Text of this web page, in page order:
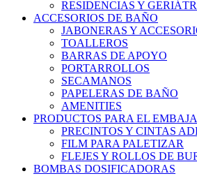
RESIDENCIAS Y
ACCESORIOS DE BAÑO
JABONERAS Y
TOALLEROS
BARRAS DE APOYO
PORTARROLLOS
SECAMANOS
PAPELERAS DE BAÑO
AMENITIES
PRODUCTOS PARA EL
PRECINTOS Y CINTAS
FILM PARA PALETIZAR
FLEJES Y ROLLOS DE
BOMBAS DOSIFICADORAS